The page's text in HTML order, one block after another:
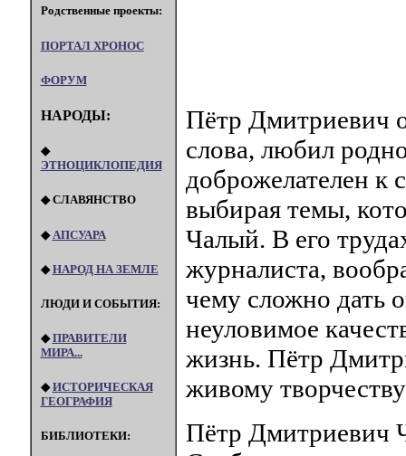
Родственные проекты:
ПОРТАЛ XPOHOC
ФОРУМ
НАРОДЫ:
◆
ЭТНОЦИКЛОПЕДИЯ
◆ СЛАВЯНСТВО
◆ АПСУАРА
◆НАРОД НА ЗЕМЛЕ
ЛЮДИ И СОБЫТИЯ:
◆ПРАВИТЕЛИ
МИРА...
◆ИСТОРИЧЕСКАЯ
ГЕОГРАФИЯ
БИБЛИОТЕКИ:
Пётр Дмитриевич
слова, любил
доброжелателен к
выбирая темы,
Чалый. В его
журналиста,
чему сложно дать
неуловимое
жизнь. Пётр
живому
Пётр Дмитриевич